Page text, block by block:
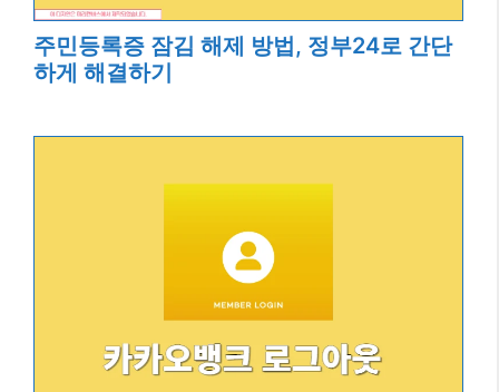
주민등록증 잠김 해제 방법, 정부24로 간단
하게 해결하기